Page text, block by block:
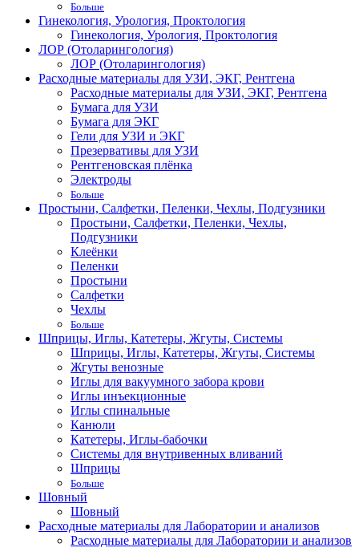
Больше
Гинекология, Урология, Проктология
Гинекология, Урология, Проктология
ЛОР (Отоларингология)
ЛОР (Отоларингология)
Расходные материалы для УЗИ, ЭКГ, Рентгена
Расходные материалы для УЗИ, ЭКГ, Рентгена
Бумага для УЗИ
Бумага для ЭКГ
Гели для УЗИ и ЭКГ
Презервативы для УЗИ
Рентгеновская плёнка
Электроды
Больше
Простыни, Салфетки, Пеленки, Чехлы, Подгузники
Простыни, Салфетки, Пеленки, Чехлы,
Подгузники
Клеёнки
Пеленки
Простыни
Салфетки
Чехлы
Больше
Шприцы, Иглы, Катетеры, Жгуты, Системы
Шприцы, Иглы, Катетеры, Жгуты, Системы
Жгуты венозные
Иглы для вакуумного забора крови
Иглы инъекционные
Иглы спинальные
Канюли
Катетеры, Иглы-бабочки
Системы для внутривенных вливаний
Шприцы
Больше
Шовный
Шовный
Расходные материалы для Лаборатории и анализов
Расходные материалы для Лаборатории и анализов